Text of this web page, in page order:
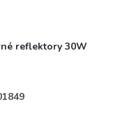
reflektory 30W